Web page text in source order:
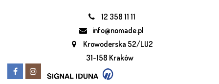
12 358 11 11
info@nomade.pl
Krowoderska 52/LU2
31-158 Kraków